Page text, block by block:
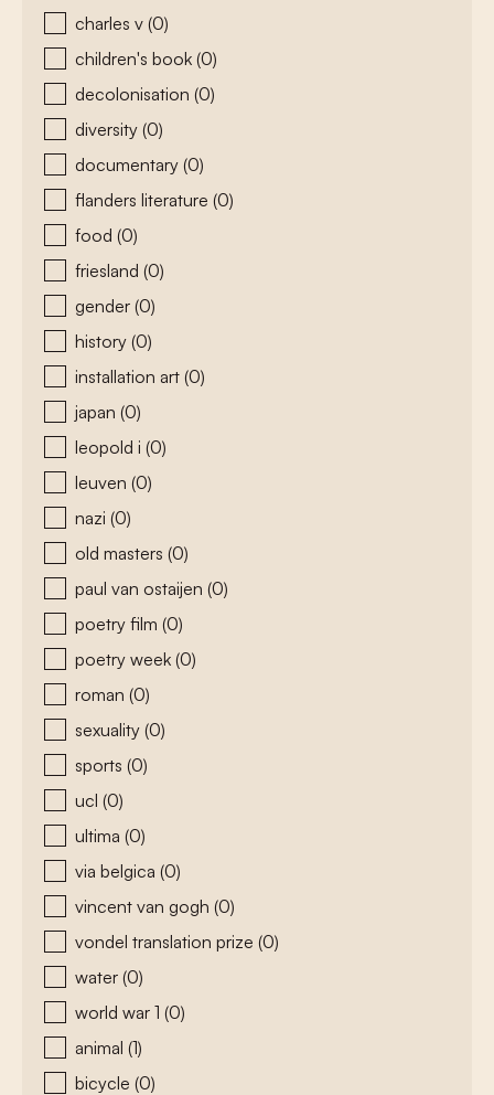
charles v (0)
children's book (0)
decolonisation (0)
diversity (0)
documentary (0)
flanders literature (0)
food (0)
friesland (0)
gender (0)
history (0)
installation art (0)
japan (0)
leopold i (0)
leuven (0)
nazi (0)
old masters (0)
paul van ostaijen (0)
poetry film (0)
poetry week (0)
roman (0)
sexuality (0)
sports (0)
ucl (0)
ultima (0)
via belgica (0)
vincent van gogh (0)
vondel translation prize (0)
water (0)
world war 1 (0)
animal (1)
bicycle (0)